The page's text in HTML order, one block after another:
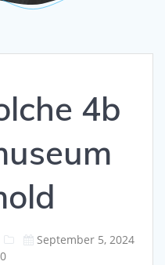
4b
September 5, 2024
0